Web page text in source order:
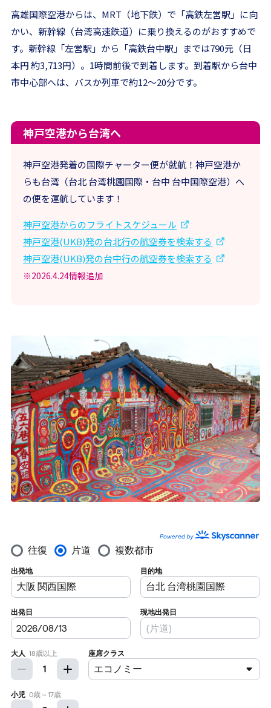
高雄国際空港からは、MRT（地下鉄）で「高鉄左営駅」に向
かい、新幹線（台湾高速鉄道）に乗り換えるのがおすすめで
す。新幹線「左営駅」から「高鉄台中駅」までは790元（日
本円 約3,713円）。1時間前後で到着します。到着駅から台中
市中心部へは、バスか列車で約12〜20分です。
神戸空港から台湾へ
神戸空港発着の国際チャーター便が就航！神戸空港か
らも台湾（台北 台湾桃園国際・台中 台中国際空港）へ
の便を運航しています！
神戸空港からのフライトスケジュール
神戸空港(UKB)発の台北行の航空券を検索する
神戸空港(UKB)発の台中行の航空券を検索する
※2026.4.24情報追加